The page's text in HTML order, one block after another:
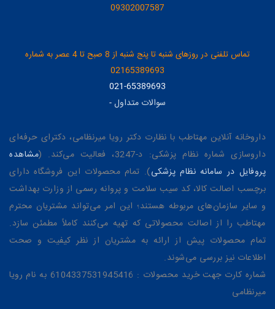
09302007587
تماس تلفنی در روزهای شنبه تا پنج شنبه از 8 صبح تا 4 عصر به شماره
02165389693
021-65389693
سوالات متداول-
داروخانه آنلاین مهتاطب با نظارت دکتر رویا میرنظامی، دکترای حرفه‌ای
داروسازی شماره نظام پزشکی: د-3247، فعالیت می‌کند. (
مشاهده
پروفایل در سامانه نظام پزشکی). تمام محصولات این فروشگاه دارای
برچسب اصالت کالا، کد سیب سلامت و پروانه رسمی از وزارت بهداشت
و سایر سازمان‌های مربوطه هستند؛ این امر می‌تواند مشتریان محترم
مهتاطب را از اصالت محصولاتی که تهیه می‌کنند کاملاً مطمئن سازد.
تمام محصولات پیش از ارائه به مشتریان از نظر کیفیت و صحت
اطلاعات نیز بررسی می‌شوند.
شماره کارت جهت خرید محصولات : 6104337531945416 به نام رویا
میرنظامی